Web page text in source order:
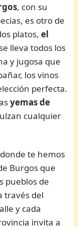
, con su
es otro de
platos,el
lleva todos los
y jugosa que
los vinos
perfecta.
yemas de
cualquier
te hemos
Burgos que
pueblos de
través del
y cada
invita a